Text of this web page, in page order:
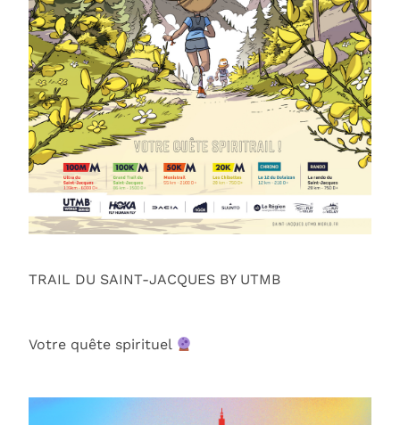
TRAIL DU SAINT-JACQUES BY UTMB
Votre quête spirituel